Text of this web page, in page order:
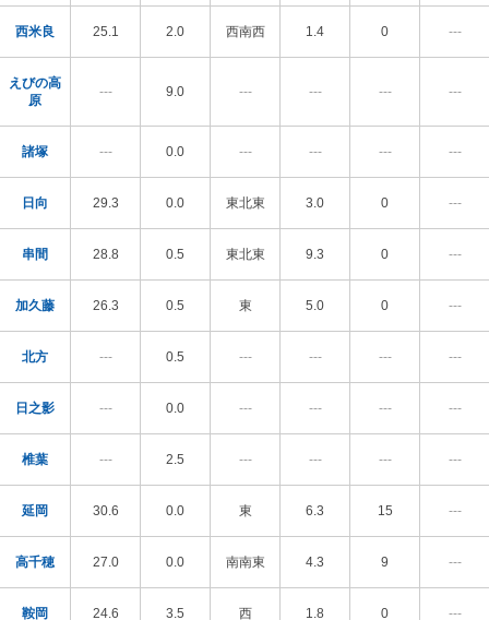
西米良 25.1 2.0 西南西 1.4 0 ---
えびの高
原
--- 9.0 --- --- --- ---
諸塚 --- 0.0 --- --- --- ---
日向 29.3 0.0 東北東 3.0 0 ---
串間 28.8 0.5 東北東 9.3 0 ---
加久藤 26.3 0.5 東 5.0 0 ---
北方 --- 0.5 --- --- --- ---
日之影 --- 0.0 --- --- --- ---
椎葉 --- 2.5 --- --- --- ---
延岡 30.6 0.0 東 6.3 15 ---
高千穂 27.0 0.0 南南東 4.3 9 ---
鞍岡 24.6 3.5 西 1.8 0 ---